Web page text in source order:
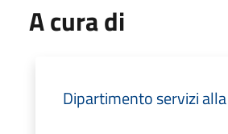
A cura di
Dipartimento servizi